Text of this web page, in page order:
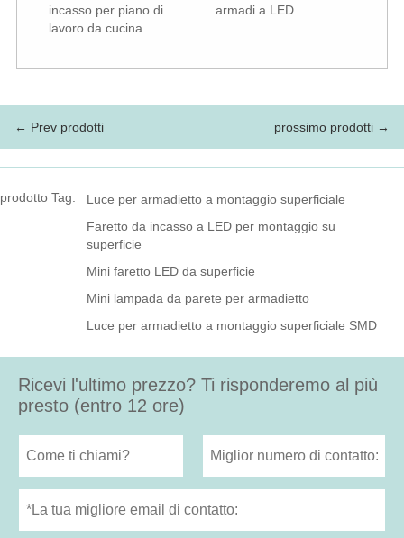
incasso per piano di
lavoro da cucina
armadi a LED
← Prev prodotti prossimo prodotti →
prodotto Tag:
Luce per armadietto a montaggio superficiale
Faretto da incasso a LED per montaggio su
superficie
Mini faretto LED da superficie
Mini lampada da parete per armadietto
Luce per armadietto a montaggio superficiale SMD
Ricevi l'ultimo prezzo? Ti risponderemo al più
presto (entro 12 ore)